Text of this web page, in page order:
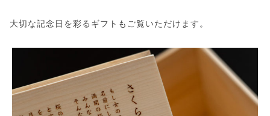
大切な記念日を彩るギフトもご覧いただけます。